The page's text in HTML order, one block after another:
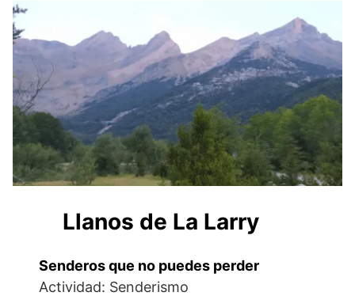
Llanos de La Larry
Senderos que no puedes perder
Actividad: Senderismo